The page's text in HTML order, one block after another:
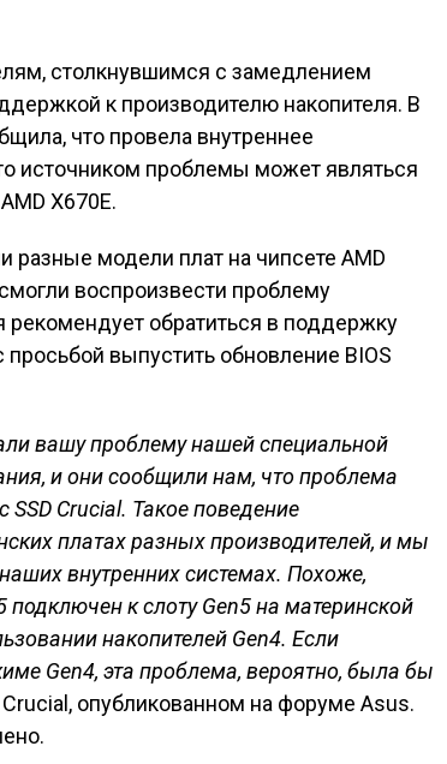
столкнувшимся с замедлением
к производителю накопителя. В
что провела внутреннее
источником проблемы может являться
X670E.
разные модели плат на чипсете AMD
воспроизвести проблему
обратиться в поддержку
выпустить обновление BIOS
вашу проблему нашей специальной
и они сообщили нам, что проблема
SSD Crucial. Такое поведение
платах разных производителей, и мы
внутренних системах. Похоже,
подключен к слоту Gen5 на материнской
накопителей Gen4. Если
Gen4, эта проблема, вероятно, была бы
опубликованном на форуме Asus.